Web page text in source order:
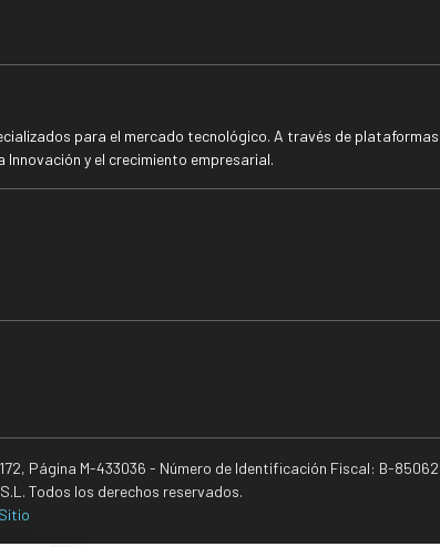
para el mercado tecnológico. A través de
y el crecimiento empresarial.
Página M-433036 - Número de Identificación Fiscal: B-
Todos los derechos reservados.